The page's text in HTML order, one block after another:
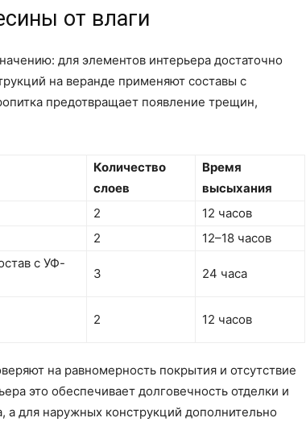
от влаги
для элементов интерьера достаточно
на веранде применяют составы с
предотвращает появление трещин,
Количество
слоев
Время
высыхания
2
12 часов
2
12–18 часов
с УФ-
3 24 часа
2 12 часов
на равномерность покрытия и отсутствие
это обеспечивает долговечность отделки и
а для наружных конструкций дополнительно